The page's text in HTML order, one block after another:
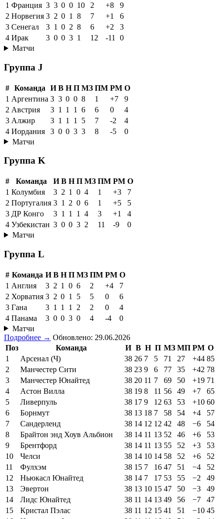
1 Франция 3 3 0 0 10 2 +8
9
2 Норвегия 3 2 0 1 8 7 +1
6
3 Сенегал 3 1 0 2 8 6 +2
3
4 Ирак 3 0 0 3 1 12 -11
0
Матчи
Группа J
# Команда И В Н П МЗ ПМ РМ О
1 Аргентина 3 3 0 0 8 1 +7
9
2 Австрия 3 1 1 1 6 6 0
4
3 Алжир 3 1 1 1 5 7 -2
4
4 Иордания 3 0 0 3 3 8 -5
0
Матчи
Группа K
# Команда И В Н П МЗ ПМ РМ О
1 Колумбия 3 2 1 0 4 1 +3
7
2 Португалия 3 1 2 0 6 1 +5
5
3 ДР Конго 3 1 1 1 4 3 +1
4
4 Узбекистан 3 0 0 3 2 11 -9
0
Матчи
Группа L
# Команда И В Н П МЗ ПМ РМ О
1 Англия 3 2 1 0 6 2 +4
7
2 Хорватия 3 2 0 1 5 5 0
6
3 Гана 3 1 1 1 2 2 0
4
4 Панама 3 0 0 3 0 4 -4
0
Матчи
Подробнее → Обновлено: 29.06.2026
Поз
Команда И В Н П МЗ МП РМ О
1
Арсенал (Ч) 38 26 7 5 71 27 +44 85
2
Манчестер Сити 38 23 9 6 77 35 +42 78
3
Манчестер Юнайтед 38 20 11 7 69 50 +19 71
4
Астон Вилла 38 19 8 11 56 49 +7
65
5
Ливерпуль 38 17 9 12 63 53 +10 60
6
Борнмут 38 13 18 7 58 54 +4
57
7
Сандерленд 38 14 12 12 42 48 −6
54
8
Брайтон энд Хоув Альбион 38 14 11 13 52 46 +6
53
9
Брентфорд 38 14 11 13 55 52 +3
53
10
Челси 38 14 10 14 58 52 +6
52
11
Фулхэм 38 15 7 16 47 51 −4
52
12
Ньюкасл Юнайтед 38 14 7 17 53 55 −2
49
13
Эвертон 38 13 10 15 47 50 −3
49
14
Лидс Юнайтед 38 11 14 13 49 56 −7
47
15
Кристал Пэлас 38 11 12 15 41 51 −10 45